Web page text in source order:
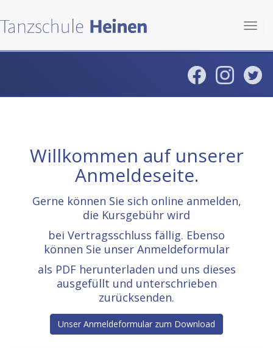
Willkommen auf unserer
Anmeldeseite.
Gerne können Sie sich online anmelden,
die Kursgebühr wird
bei Vertragsschluss fällig. Ebenso
können Sie unser Anmeldeformular
als PDF herunterladen und uns dieses
ausgefüllt und unterschrieben
zurücksenden.
Unser Anmeldeformular zum Download